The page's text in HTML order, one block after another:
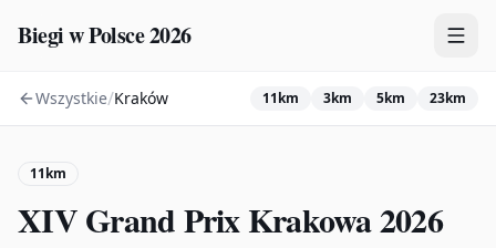
Biegi w Polsce 2026
Zawody
Wszystkie/Kraków 11km 3km 5km 23km
11km
XIV Grand Prix Krakowa 2026